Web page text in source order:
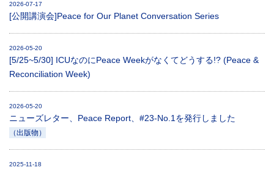
2026-07-17
[公開講演会]Peace for Our Planet Conversation Series
2026-05-20
[5/25~5/30] ICUなのにPeace Weekがなくてどうする!? (Peace &
Reconciliation Week)
2026-05-20
ニューズレター、Peace Report、#23-No.1を発行しました
（出版物）
2025-11-18